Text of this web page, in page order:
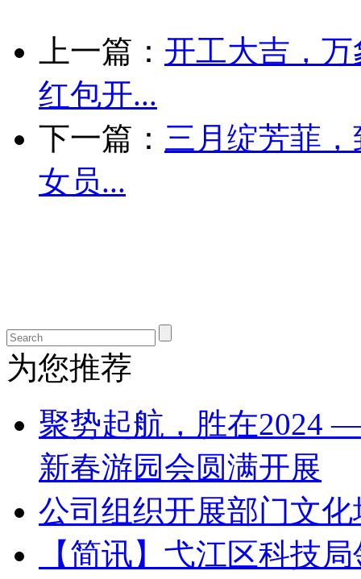
上一篇： 开工大吉，
红包开...
下一篇： 三月绽芳菲
女员...
为您推荐
聚势起航，胜在2024
新春游园会圆满开展
公司组织开展部门文
【简讯】弋江区科技